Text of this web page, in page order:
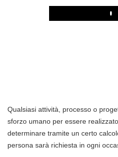
Qualsiasi attività, processo o
sforzo umano per essere
determinare tramite un certo
persona sarà richiesta in ogni